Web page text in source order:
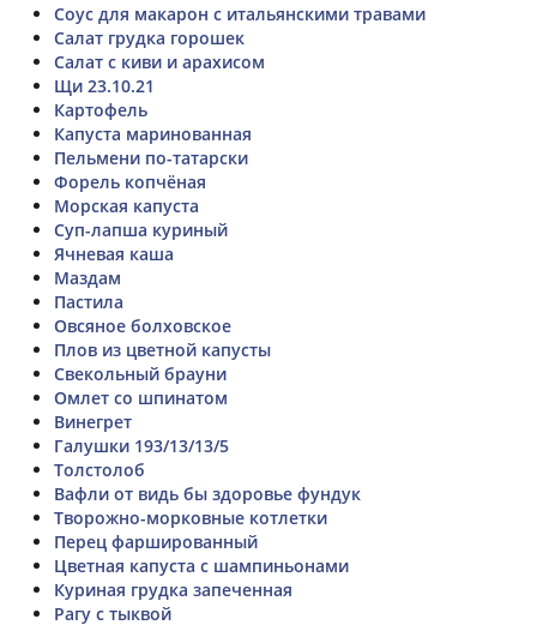
Соус для макарон с итальянскими травами
Салат грудка горошек
Салат с киви и арахисом
Щи 23.10.21
Картофель
Капуста маринованная
Пельмени по-татарски
Форель копчёная
Морская капуста
Суп-лапша куриный
Ячневая каша
Маздам
Пастила
Овсяное болховское
Плов из цветной капусты
Свекольный брауни
Омлет со шпинатом
Винегрет
Галушки 193/13/13/5
Толстолоб
Вафли от видь бы здоровье фундук
Творожно-морковные котлетки
Перец фаршированный
Цветная капуста с шампиньонами
Куриная грудка запеченная
Рагу с тыквой